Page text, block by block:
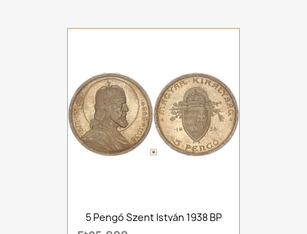
5 Pengő Szent István 1938 BP